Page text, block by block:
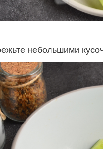
небольшими